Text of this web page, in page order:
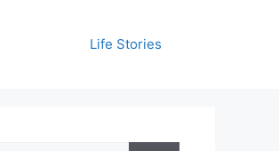
Life Stories